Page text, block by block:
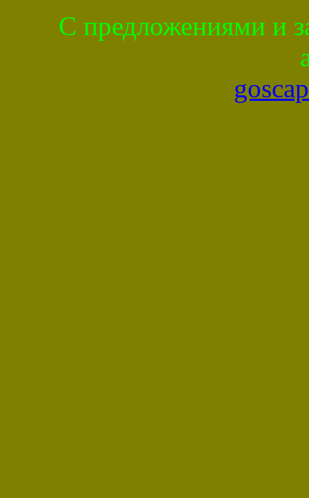
С предложениями и